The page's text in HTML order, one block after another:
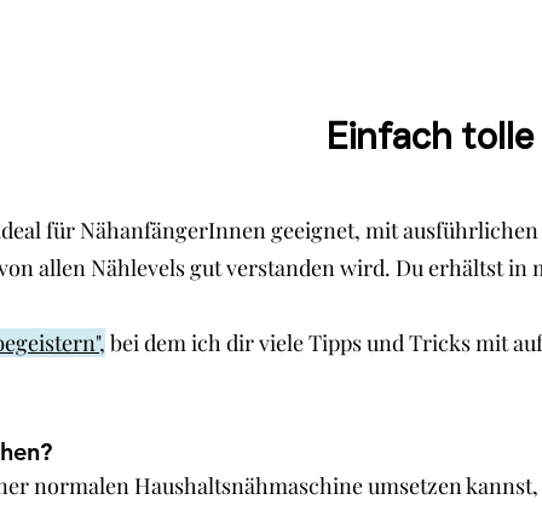
Einfach
für NähanfängerInnen geeignet, mit
allen Nählevels gut verstanden wird. Du
bei dem ich dir viele Tipps und Tricks mit auf
normalen Haushaltsnähmaschine umsetzen